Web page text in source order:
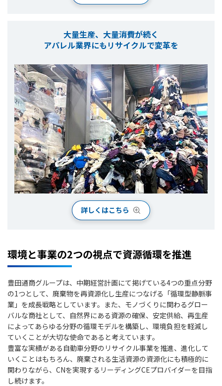
大量生産、大量消費が続く
アパレル業界にもリサイクルで変革を
詳しくはこちら
環境と事業の2つの視点で資源循環を推進
豊田通商グループは、中期経営計画にて掲げている4つの重点分野
の1つとして、廃棄物を再資源化し生産につなげる「循環型静脈事
業」を成長戦略としています。また、モノづくりに関わるグロー
バルな商社として、自然界にある資源の確保、安定供給、再生産
によってあらゆる分野の循環モデルを構築し、環境負担を軽減し
ていくことが大切な使命であると考えています。
豊富な実績がある自動車分野のリサイクル事業を推進、進化して
いくことはもちろん、廃棄される生活資源の資源化にも積極的に
関わりながら、CNを実現するリーディングCEプロバイダーを目指
し続けます。